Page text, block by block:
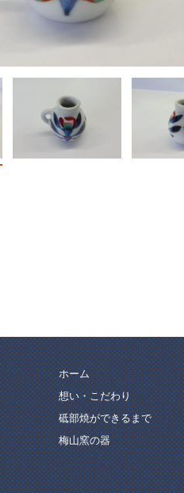
ホーム
想い・こだわり
砥部焼ができるまで
梅山窯の器